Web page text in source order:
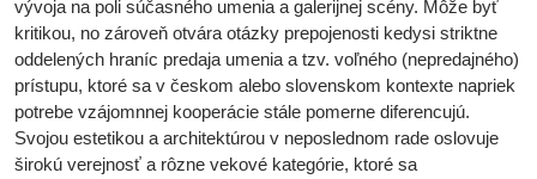
vývoja na poli súčasného umenia a galerijnej scény. Môže byť
kritikou, no zároveň otvára otázky prepojenosti kedysi striktne
oddelených hraníc predaja umenia a tzv. voľného (nepredajného)
prístupu, ktoré sa v českom alebo slovenskom kontexte napriek
potrebe vzájomnnej kooperácie stále pomerne diferencujú.
Svojou estetikou a architektúrou v neposlednom rade oslovuje
širokú verejnosť a rôzne vekové kategórie, ktoré sa